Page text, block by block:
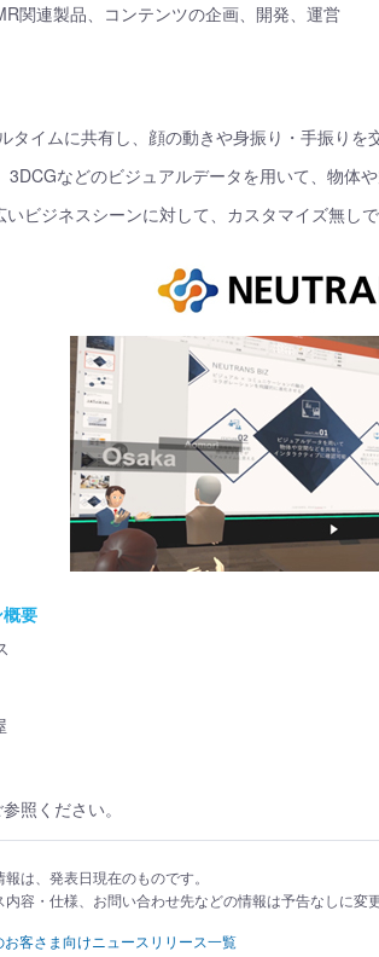
関連製品、コンテンツの企画、開発、運営
タイムに共有し、顔の動きや身振り・手振りを
3DCGなどのビジュアルデータを用いて、物体
ビジネスシーンに対して、カスタマイズ無し
要
照ください。
は、発表日現在のものです。
容・仕様、お問い合わせ先などの情報は予告なしに変
お客さま向けニュースリリース一覧